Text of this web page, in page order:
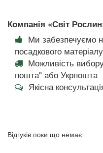
Компанія «Світ
Ми забезпечуємо
посадкового матеріалу
Можливість
пошта" або Укрпошта
Якісна
Відгуків поки що немає